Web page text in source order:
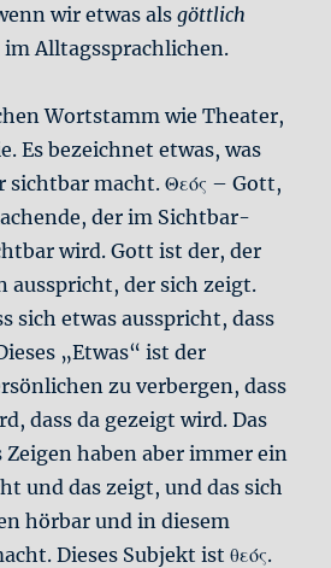
wir etwas alsgöttlich
im Alltagssprachlichen.
Wortstamm wie Theater,
Es bezeichnet etwas, was
sichtbar macht. Θεός – Gott,
der im Sichtbar-
wird. Gott ist der, der
ausspricht, der sich zeigt.
sich etwas ausspricht, dass
„Etwas“ ist der
zu verbergen, dass
dass da gezeigt wird. Das
Zeigen haben aber immer ein
und das zeigt, und das sich
hörbar und in diesem
Dieses Subjekt ist θεός.